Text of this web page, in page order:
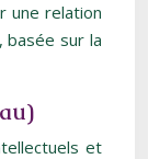
une relation
basée sur la
et